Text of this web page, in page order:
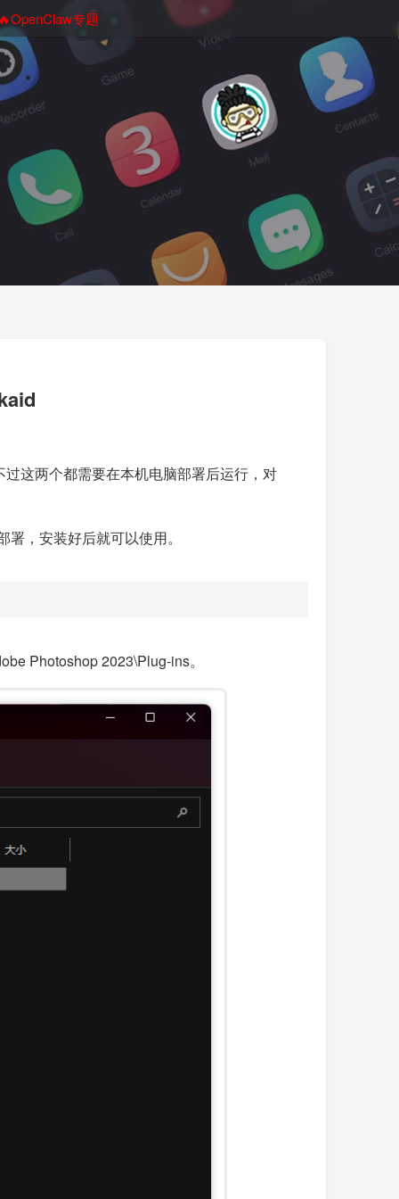
专题
这两个都需要在本机电脑部署后运行，对
，安装好后就可以使用。
Photoshop 2023\Plug-ins。